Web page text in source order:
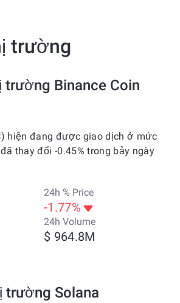
trường
trường Binance Coin
hiện đang được giao dịch ở mức
thay đổi -0.45% trong bảy ngày
24h % Price
-1.77%
24h Volume
$ 964.8M
trường Solana